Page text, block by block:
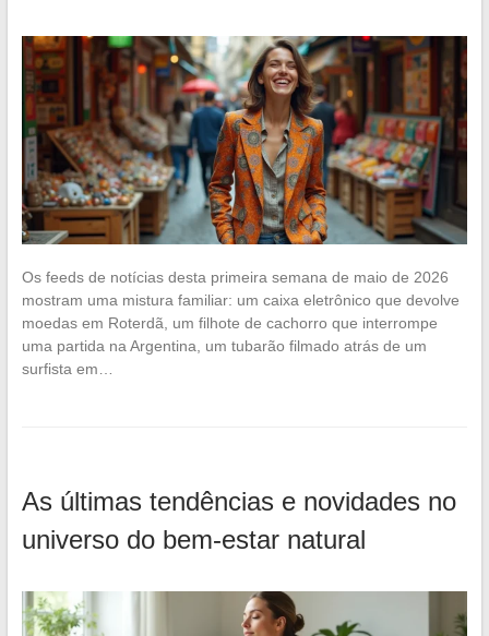
Os feeds de notícias desta primeira semana de maio de 2026
mostram uma mistura familiar: um caixa eletrônico que devolve
moedas em Roterdã, um filhote de cachorro que interrompe
uma partida na Argentina, um tubarão filmado atrás de um
surfista em…
As últimas tendências e novidades no
universo do bem-estar natural